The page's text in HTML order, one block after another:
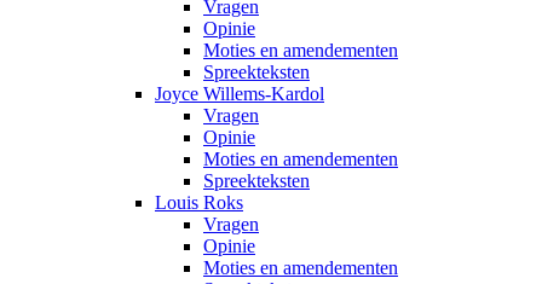
Vragen
Opinie
Moties en amendementen
Spreekteksten
Joyce Willems-Kardol
Vragen
Opinie
Moties en amendementen
Spreekteksten
Louis Roks
Vragen
Opinie
Moties en amendementen